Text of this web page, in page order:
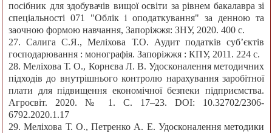
посібник для здобувачів вищої освіти за рівнем бакалавра зі
спеціальності 071 "Облік і оподаткування" за денною та
заочною формою навчання, Запоріжжя: ЗНУ, 2020. 400 с.
27. Салига С.Я., Меліхова Т.О. Аудит податків суб’єктів
господарювання : монографія. Запоріжжя : КПУ, 2011. 224 с.
28. Меліхова Т. О., Корнєва Л. В. Удосконалення методичних
підходів до внутрішнього контролю нарахування заробітної
плати для підвищення економічної безпеки підприємства.
Агросвіт. 2020. № 1. С. 17–23. DOI: 10.32702/2306-
6792.2020.1.17
29. Меліхова Т. О., Петренко А. Е. Удосконалення методики